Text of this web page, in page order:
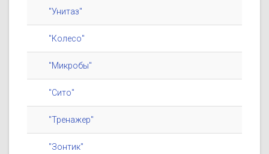
"Унитаз"
"Колесо"
"Микробы"
"Сито"
"Тренажер"
"Зонтик"